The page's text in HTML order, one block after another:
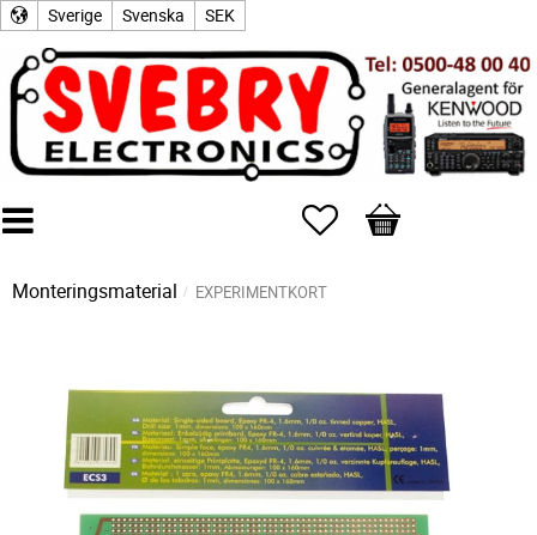
Sverige Svenska SEK
Favoriter
Kundvagn
Monteringsmaterial EXPERIMENTKORT